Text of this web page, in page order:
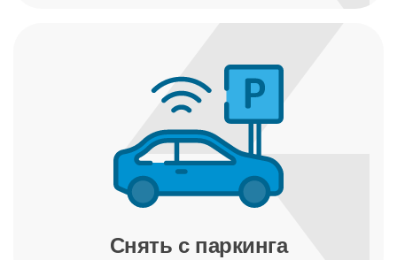
Снять с паркинга